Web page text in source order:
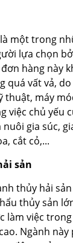
một trong
lựa chọn
hàng này
quá vất vả,
thuật, máy
việc chủ yếu
gia súc,
cắt cỏ,...
sản
thủy hải
thủy sản
làm việc
Ngành này